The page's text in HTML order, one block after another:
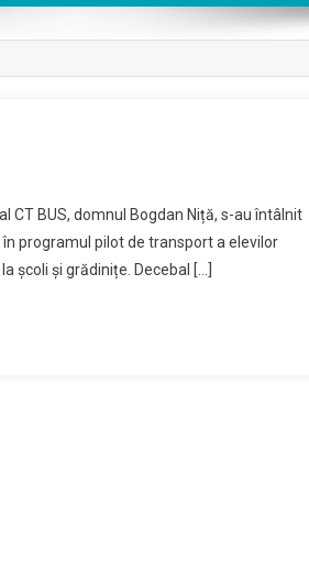
CT BUS, domnul Bogdan Niță, s-au întâlnit
programul pilot de transport a elevilor
școli și grădinițe. Decebal […]